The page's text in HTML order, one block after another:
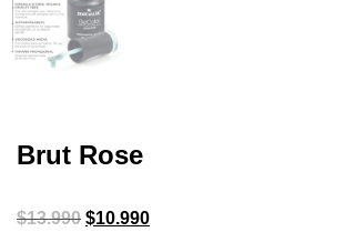
Brut Rose
$13.990 $10.990